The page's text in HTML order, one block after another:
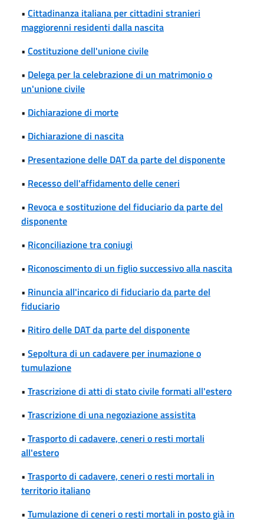
• Cittadinanza italiana per cittadini stranieri
maggiorenni residenti dalla nascita
• Costituzione dell'unione civile
• Delega per la celebrazione di un matrimonio o
un'unione civile
• Dichiarazione di morte
• Dichiarazione di nascita
• Presentazione delle DAT da parte del disponente
• Recesso dell'affidamento delle ceneri
• Revoca e sostituzione del fiduciario da parte del
disponente
• Riconciliazione tra coniugi
• Riconoscimento di un figlio successivo alla nascita
• Rinuncia all'incarico di fiduciario da parte del
fiduciario
• Ritiro delle DAT da parte del disponente
• Sepoltura di un cadavere per inumazione o
tumulazione
• Trascrizione di atti di stato civile formati all'estero
• Trascrizione di una negoziazione assistita
• Trasporto di cadavere, ceneri o resti mortali
all'estero
• Trasporto di cadavere, ceneri o resti mortali in
territorio italiano
• Tumulazione di ceneri o resti mortali in posto già in